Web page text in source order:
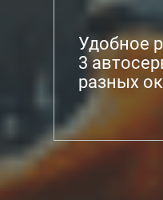
Удобное
3
разных